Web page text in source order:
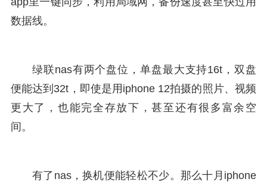
数据线。
绿联nas有两个盘位，单盘最大支持16t，双盘
便能达到32t，即使是用iphone 12拍摄的照片、视频
更大了，也能完全存放下，甚至还有很多富余空
间。
有了nas，换机便能轻松不少。那么十月iphone